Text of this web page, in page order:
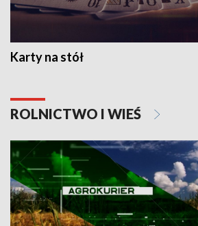
Karty na stół
ROLNICTWO I WIEŚ